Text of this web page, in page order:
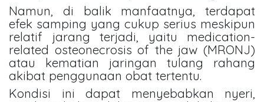
Namun, di balik manfaatnya, terdapat
efek samping yang cukup serius meskipun
relatif jarang terjadi, yaitu medication-
related osteonecrosis of the jaw (MRONJ)
atau kematian jaringan tulang rahang
akibat penggunaan obat tertentu.
Kondisi ini dapat menyebabkan nyeri,